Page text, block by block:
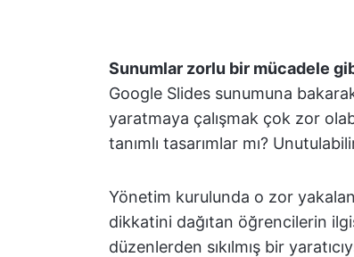
Sunumlar zorlu bir mücadele
Google Slides sunumuna
yaratmaya çalışmak çok zor
tanımlı tasarımlar mı?
Yönetim kurulunda o zor
dikkatini dağıtan öğrencilerin
düzenlerden sıkılmış bir